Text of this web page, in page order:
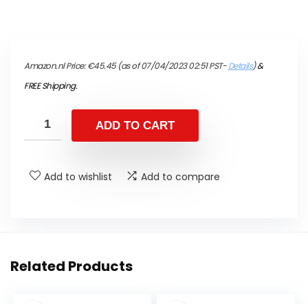
Amazon.nl Price:€45.45(as of 07/04/2023 02:51 PST-Details)&
FREE Shipping.
ADD TO CART
Add to wishlist Add to compare
Related Products